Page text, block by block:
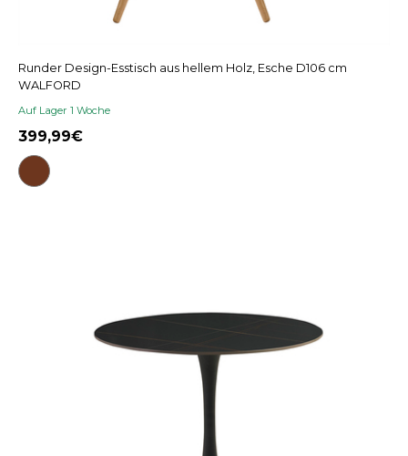
Runder Design-Esstisch aus hellem Holz, Esche D106 cm
WALFORD
Auf Lager 1 Woche
399,99